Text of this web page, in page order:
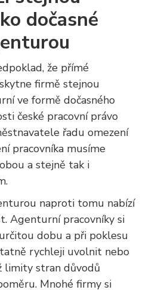
dočasné
že přímé
firmě stejnou
ve formě dočasného
české pracovní právo
řadu omezení
pracovníka musíme
a stejně tak i
naproti tomu nabízí
Agenturní pracovníky si
dobu a při poklesu
rychleji uvolnit nebo
limity stran důvodů
Mnohé firmy si